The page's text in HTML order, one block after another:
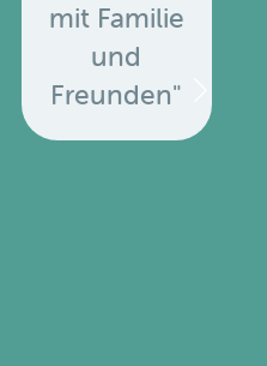
mit Familie
und
Freunden"